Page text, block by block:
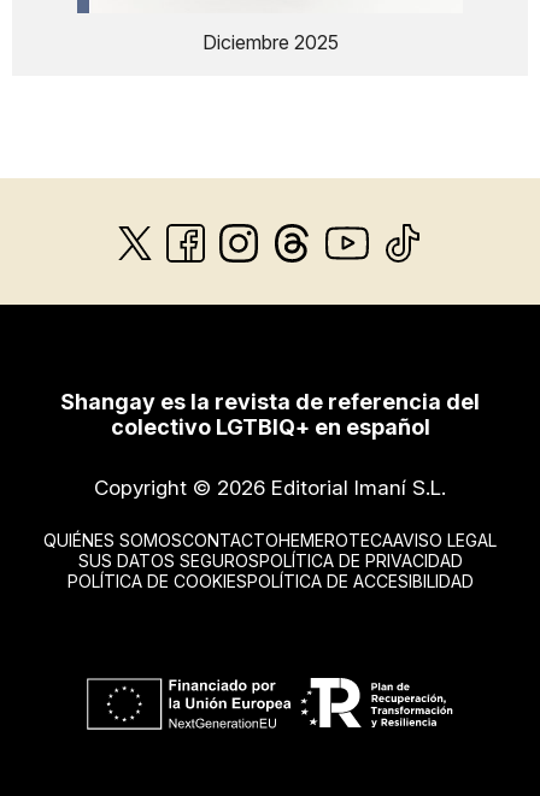
Diciembre 2025
Shangay es la revista de referencia del
colectivo LGTBIQ+ en español
Copyright © 2026 Editorial Imaní S.L.
QUIÉNES SOMOSCONTACTOHEMEROTECAAVISO LEGAL
SUS DATOS SEGUROSPOLÍTICA DE PRIVACIDAD
POLÍTICA DE COOKIESPOLÍTICA DE ACCESIBILIDAD